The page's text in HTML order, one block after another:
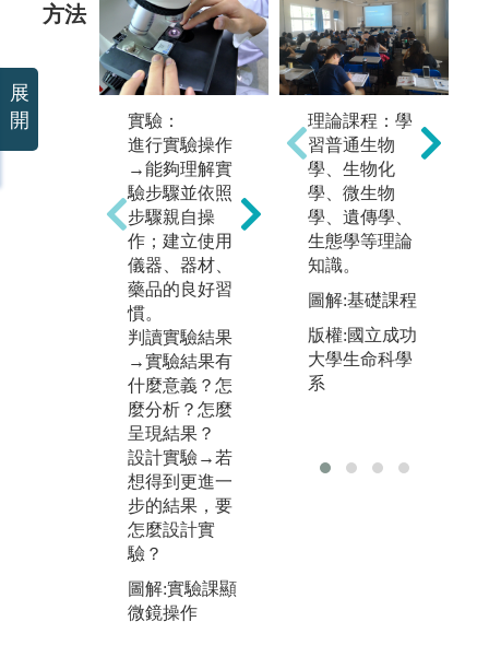
方法
實驗：
進行實驗操作
→能夠理解實
驗步驟並依照
步驟親自操
作；建立使用
儀器、器材、
藥品的良好習
慣。
判讀實驗結果
→實驗結果有
什麼意義？怎
麼分析？怎麼
呈現結果？
設計實驗→若
想得到更進一
步的結果，要
怎麼設計實
驗？
圖解:實驗課顯
微鏡操作
未上傳圖片
數據分析：
生科系也會需
需要學習利用
統計工具，用
合適的分析方
式分析實驗結
理論課程：學
習普通生物
學、生物化
學、微生物
學、遺傳學、
生態學等理論
知識。
圖解:基礎課程
版權:國立成功
大學生命科學
系
展
開